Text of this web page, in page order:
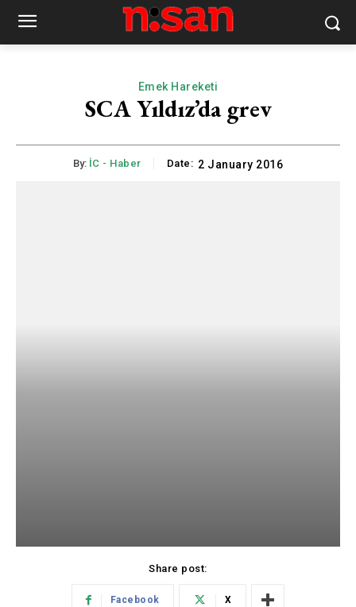
Emek Hareketi
SCA Yıldız’da grev
By: İC - Haber Date: 2 January 2016
Share post:
Facebook X